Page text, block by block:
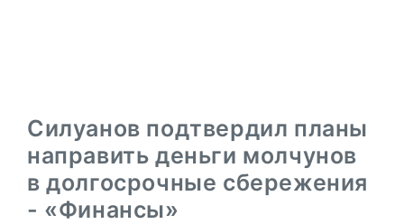
Силуанов подтвердил планы
направить деньги молчунов
в долгосрочные сбережения
- «Финансы»